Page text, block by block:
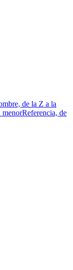
de la Z a la
menorReferencia, de